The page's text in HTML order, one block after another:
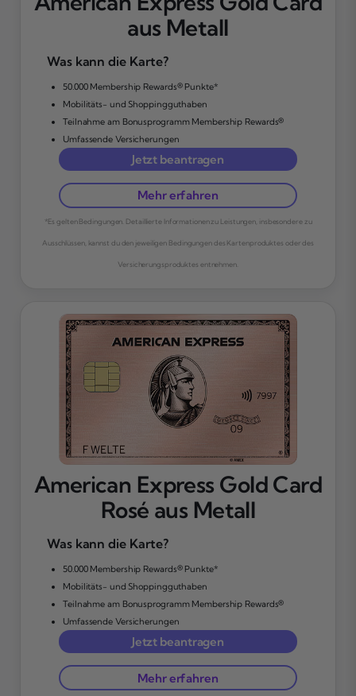
aus Metall
Was kann die Karte?
50.000 Membership Rewards® Punkte*
Mobilitäts- und Shoppingguthaben
Teilnahme am Bonusprogramm Membership Rewards®
Umfassende Versicherungen
Jetzt beantragen
Mehr erfahren
*Es gelten Bedingungen. Detaillierte Informationen zu Leistungen, insbesondere zu
Ausschlüssen, kannst du den jeweiligen Bedingungen des Kartenproduktes oder des
Versicherungsproduktes entnehmen.
American Express Gold Card
Rosé aus Metall
Was kann die Karte?
50.000 Membership Rewards® Punkte*
Mobilitäts- und Shoppingguthaben
Teilnahme am Bonusprogramm Membership Rewards®
Umfassende Versicherungen
Jetzt beantragen
Mehr erfahren